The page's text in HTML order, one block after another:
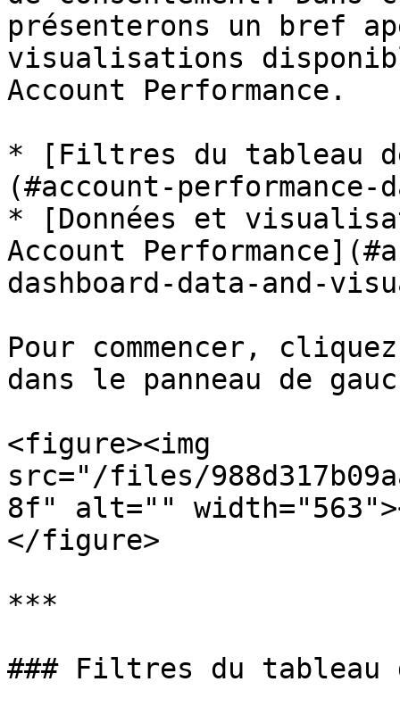
présenterons un bref
visualisations
Account Performance.
* [Filtres du tableau
(#account-
* [Données et
Account
dashboard-data-and-
Pour commencer,
dans le panneau de
<figure><img
src="/files/
8f" alt=""
</figure>
***
### Filtres du tableau